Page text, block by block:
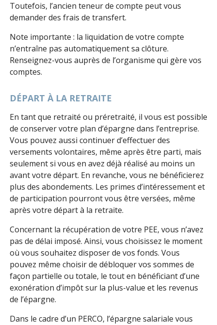
Toutefois, l’ancien teneur de compte peut vous
demander des frais de transfert.
Note importante : la liquidation de votre compte
n’entraîne pas automatiquement sa clôture.
Renseignez-vous auprès de l’organisme qui gère vos
comptes.
DÉPART À LA RETRAITE
En tant que retraité ou préretraité, il vous est possible
de conserver votre plan d’épargne dans l’entreprise.
Vous pouvez aussi continuer d’effectuer des
versements volontaires, même après être parti, mais
seulement si vous en avez déjà réalisé au moins un
avant votre départ. En revanche, vous ne bénéficierez
plus des abondements. Les primes d’intéressement et
de participation pourront vous être versées, même
après votre départ à la retraite.
Concernant la récupération de votre PEE, vous n’avez
pas de délai imposé. Ainsi, vous choisissez le moment
où vous souhaitez disposer de vos fonds. Vous
pouvez même choisir de débloquer vos sommes de
façon partielle ou totale, le tout en bénéficiant d’une
exonération d’impôt sur la plus-value et les revenus
de l’épargne.
Dans le cadre d’un PERCO, l’épargne salariale vous